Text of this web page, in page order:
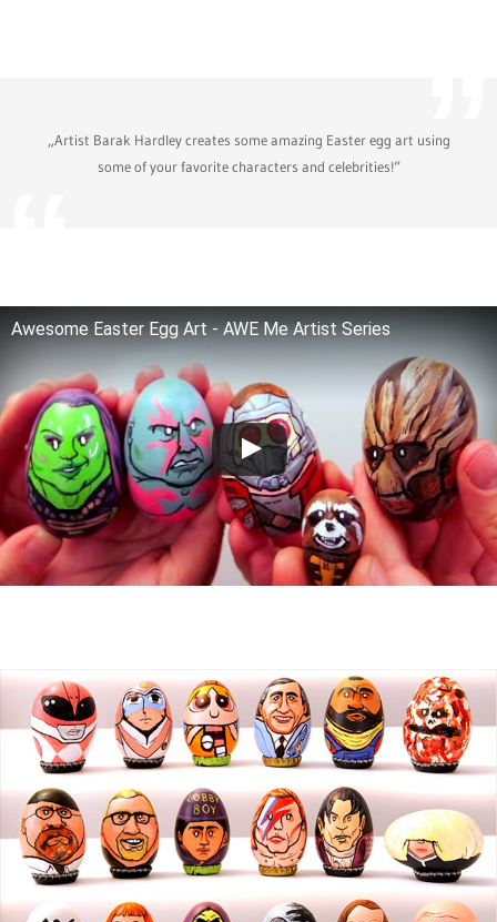
„Artist Barak Hardley creates some amazing Easter egg art using
some of your favorite characters and celebrities!“
Awesome Easter Egg Art - AWE Me Artist Series